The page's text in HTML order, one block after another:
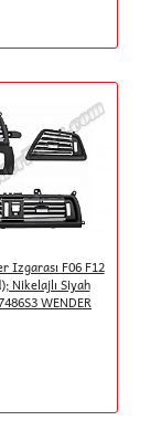
Izgarası F06 F12
Nikelajlı Siyah
WENDER